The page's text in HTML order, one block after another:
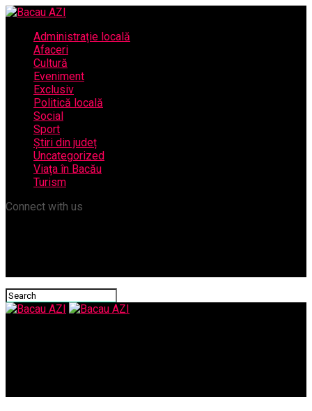
Administrație locală
Afaceri
Cultură
Eveniment
Exclusiv
Politică locală
Social
Sport
Știri din județ
Uncategorized
Viața în Bacău
Turism
Connect with us